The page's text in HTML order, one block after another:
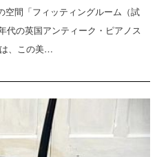
空間「フィッティングルーム（試
代の英国アンティーク・ピアノス
、この美…